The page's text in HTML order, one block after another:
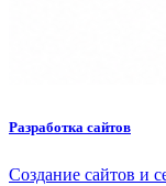
Разработка сайтов
Создание сайтов и